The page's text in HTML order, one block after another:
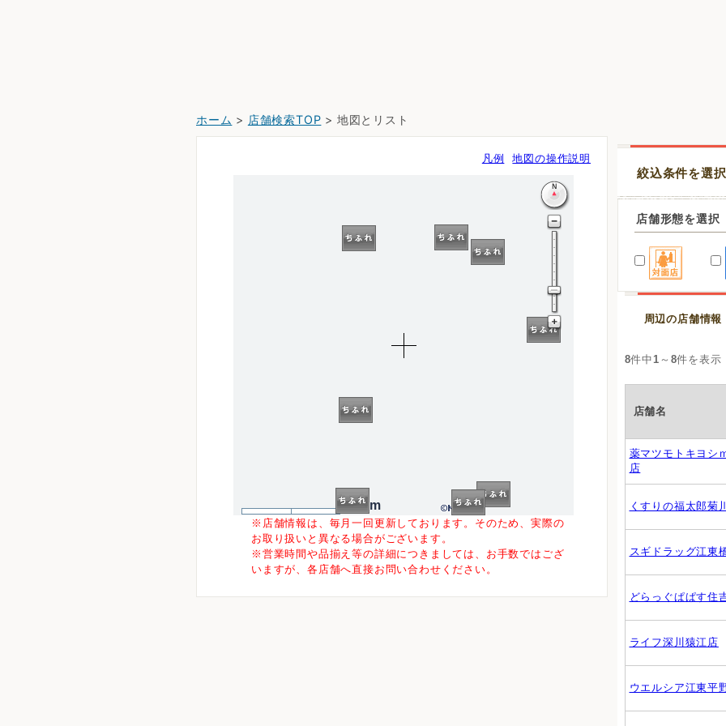
ホーム > 店舗検索TOP > 地図とリスト
凡例 地図の操作説明
500m
※店舗情報は、毎月一回更新しております。そのため、実際の
お取り扱いと異なる場合がございます。
※営業時間や品揃え等の詳細につきましては、お手数ではござ
いますが、各店舗へ直接お問い合わせください。
絞込条件を選
店舗形態を選択
周辺の店舗情報
8件中 1 ～ 8件を表示
店舗名
薬マツモトキヨシ
店
くすりの福太郎菊
スギドラッグ江東
どらっぐぱぱす住
ライフ深川猿江店
ウエルシア江東平